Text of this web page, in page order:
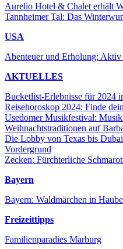
Aurelio Hotel & Chalet erhält
Tannheimer Tal: Das
USA
Abenteuer und Erholung: Aktiv
AKTUELLES
Bucketlist-Erlebnisse für 2024
Reisehoroskop 2024: Finde
Usedomer Musikfestival:
Weihnachtstraditionen auf
Die Lobby von Texas bis
Vordergrund
Zecken: Fürchterliche
Bayern
Bayern: Waldmärchen in
Freizeittipps
Familienparadies Marburg